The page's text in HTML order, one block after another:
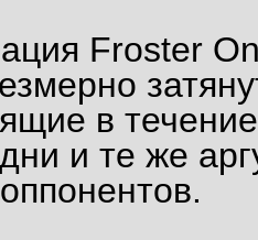
Froster
в
и те же